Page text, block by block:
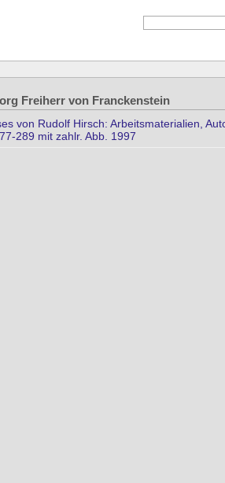
Freiherr von Franckenstein
von Rudolf Hirsch: Arbeitsmaterialien,
289 mit zahlr. Abb. 1997